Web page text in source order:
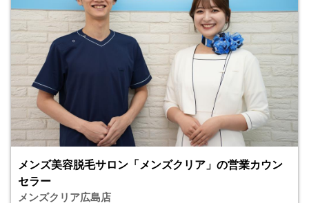
メンズ美容脱毛サロン「メンズクリア」の営業カウン
セラー
メンズクリア広島店